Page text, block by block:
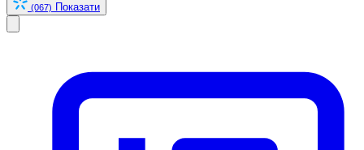
(067) Показати